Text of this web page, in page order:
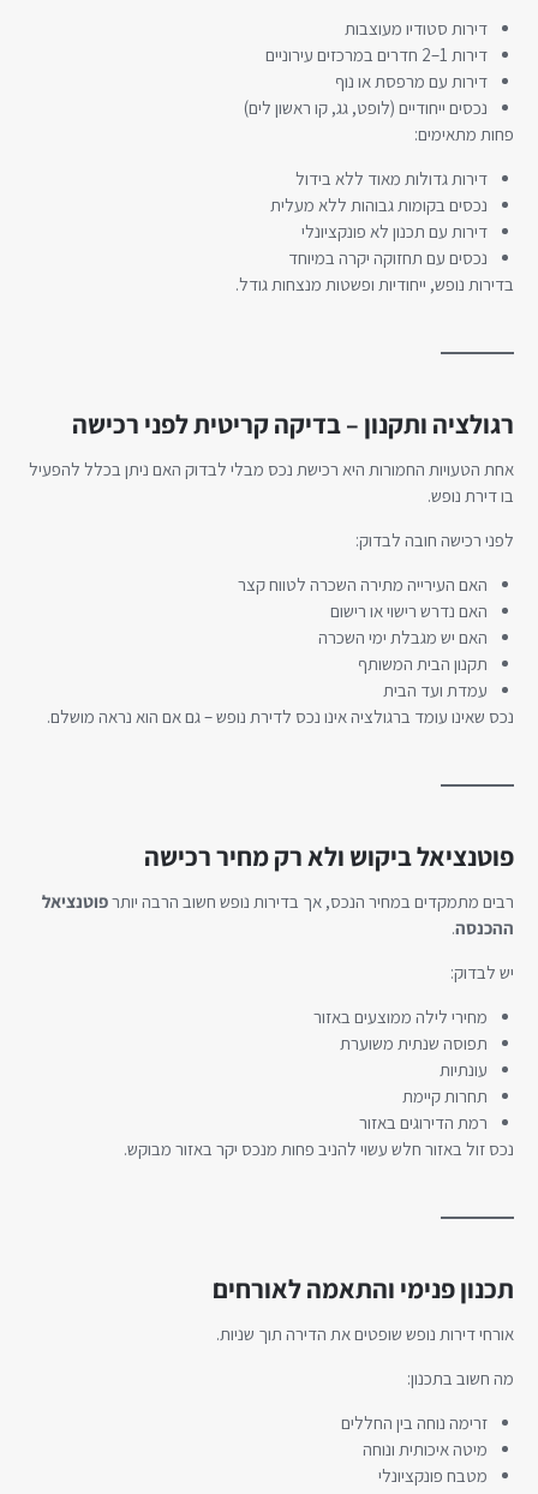
דירות סטודיו מעוצבות
דירות 1–2 חדרים במרכזים עירוניים
דירות עם מרפסת או נוף
נכסים ייחודיים (לופט, גג, קו ראשון לים)
פחות מתאימים:
דירות גדולות מאוד ללא בידול
נכסים בקומות גבוהות ללא מעלית
דירות עם תכנון לא פונקציונלי
נכסים עם תחזוקה יקרה במיוחד
בדירות נופש, ייחודיות ופשטות מנצחות גודל.
רגולציה ותקנון – בדיקה קריטית לפני רכישה
אחת הטעויות החמורות היא רכישת נכס מבלי לבדוק האם ניתן בכלל להפעיל
בו דירת נופש.
לפני רכישה חובה לבדוק:
האם העירייה מתירה השכרה לטווח קצר
האם נדרש רישוי או רישום
האם יש מגבלת ימי השכרה
תקנון הבית המשותף
עמדת ועד הבית
נכס שאינו עומד ברגולציה אינו נכס לדירת נופש – גם אם הוא נראה מושלם.
פוטנציאל ביקוש ולא רק מחיר רכישה
רבים מתמקדים במחיר הנכס, אך בדירות נופש חשוב הרבה יותרפוטנציאל
ההכנסה.
יש לבדוק:
מחירי לילה ממוצעים באזור
תפוסה שנתית משוערת
עונתיות
תחרות קיימת
רמת הדירוגים באזור
נכס זול באזור חלש עשוי להניב פחות מנכס יקר באזור מבוקש.
תכנון פנימי והתאמה לאורחים
אורחי דירות נופש שופטים את הדירה תוך שניות.
מה חשוב בתכנון:
זרימה נוחה בין החללים
מיטה איכותית ונוחה
מטבח פונקציונלי